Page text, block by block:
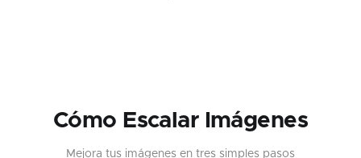
Cómo Escalar Imágenes
Mejora tus imágenes en tres simples pasos